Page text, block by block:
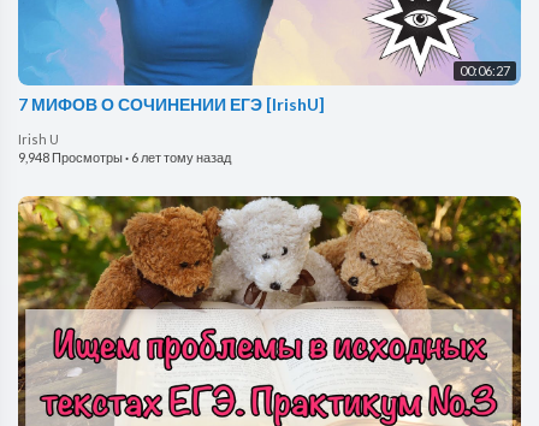
00:06:27
7 МИФОВ О СОЧИНЕНИИ ЕГЭ [IrishU]
Irish U
9,948 Просмотры· 6 лет тому назад